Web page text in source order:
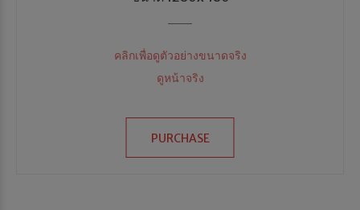
คลิกเพื่อดูตัวอย่างขนาดจริง
ดูหน้าจริง
PURCHASE